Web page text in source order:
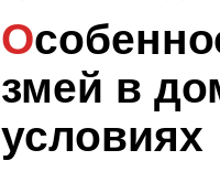
Особенности кормления
змей в
условиях